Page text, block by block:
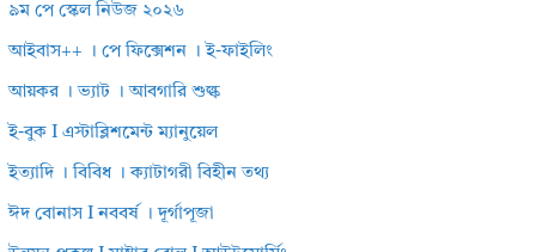
৯ম পে স্কেল নিউজ ২০২৬
আইবাস++ । পে ফিক্সেশন । ই-ফাইলিং
আয়কর । ভ্যাট । আবগারি শুল্ক
ই-বুক I এস্টাব্লিশমেন্ট ম্যানুয়েল
ইত্যাদি । বিবিধ । ক্যাটাগরী বিহীন তথ্য
ঈদ বোনাস I নববর্ষ । দূর্গাপূজা